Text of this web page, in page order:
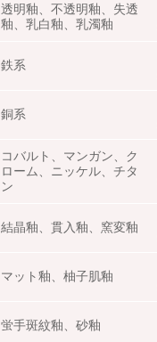
透明釉、不透明釉、失透
釉、乳白釉、乳濁釉
鉄系
銅系
コバルト、マンガン、ク
ローム、ニッケル、チタ
ン
結晶釉、貫入釉、窯変釉
マット釉、柚子肌釉
蛍手斑紋釉、砂釉